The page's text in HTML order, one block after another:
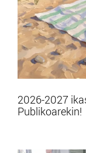
2026-2027
Publikoarekin!